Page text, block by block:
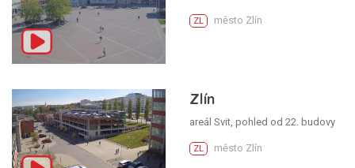
ZL město Zlín
Zlín
areál Svit, pohled od 22. budovy
ZL město Zlín